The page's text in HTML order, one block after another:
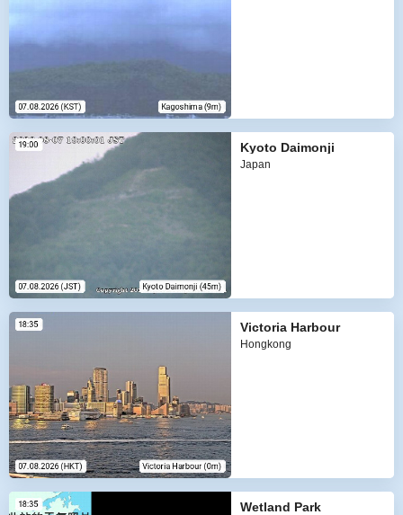
Kyoto Daimonji
Japan
Victoria Harbour
Hongkong
Wetland Park